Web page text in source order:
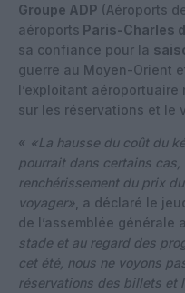
Groupe ADP (Aéroports
aéroports Paris-Charles
sa confiance pour la
guerre au Moyen-Orient
l’exploitant aéroportuaire
sur les réservations et le
« «La hausse du coût du
pourrait dans certains
renchérissement du prix
voyager» , a déclaré le
de l’assemblée générale
stade et au regard des
cet été, nous ne voyons
réservations des billets et